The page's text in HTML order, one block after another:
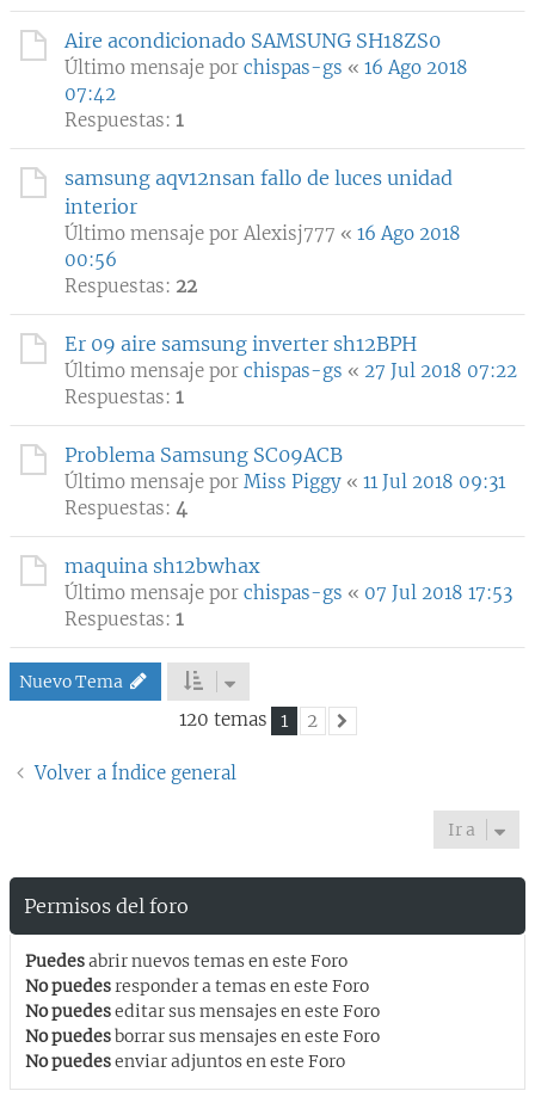
Aire acondicionado SAMSUNG SH18ZS0
Último mensaje por chispas-gs « 16 Ago 2018
07:42
Respuestas: 1
samsung aqv12nsan fallo de luces unidad
interior
Último mensaje por Alexisj777 « 16 Ago 2018
00:56
Respuestas: 22
Er 09 aire samsung inverter sh12BPH
Último mensaje por chispas-gs « 27 Jul 2018 07:22
Respuestas: 1
Problema Samsung SC09ACB
Último mensaje por Miss Piggy « 11 Jul 2018 09:31
Respuestas: 4
maquina sh12bwhax
Último mensaje por chispas-gs « 07 Jul 2018 17:53
Respuestas: 1
Nuevo Tema
120 temas 1
2
Siguiente
Volver a Índice general
Ir a
Permisos del foro
Puedesabrir nuevos temas en este Foro
No puedesresponder a temas en este Foro
No puedeseditar sus mensajes en este Foro
No puedesborrar sus mensajes en este Foro
No puedesenviar adjuntos en este Foro